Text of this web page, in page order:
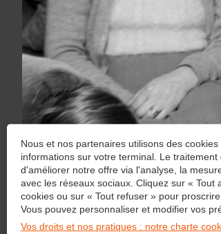
Nous et nos partenaires utilisons des
informations sur votre terminal. Le
d'améliorer notre offre via l'analyse, la
avec les réseaux sociaux. Cliquez sur «
cookies ou sur « Tout refuser » pour
Vous pouvez personnaliser et modifier vos
Vos droits et nos pratiques : notre charte